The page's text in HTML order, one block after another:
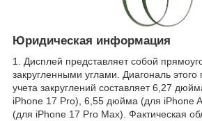
Юридическая информация
1. Дисплей представляет собой
закругленными углами. Диагональ этого
учета закруглений составляет 6,27
iPhone 17 Pro), 6,55 дюйма (для iPhone
(для iPhone 17 Pro Max). Фактическая